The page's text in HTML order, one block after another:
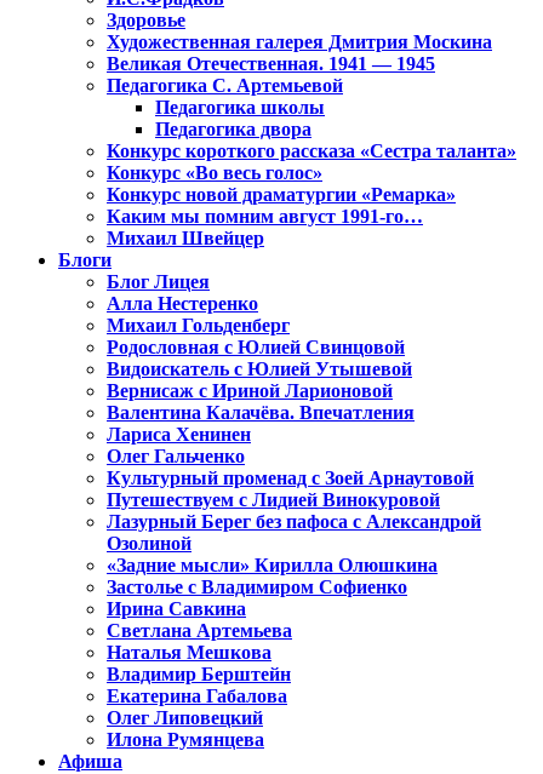
Здоровье
Художественная галерея Дмитрия Москина
Великая Отечественная. 1941 — 1945
Педагогика С. Артемьевой
Педагогика школы
Педагогика двора
Конкурс короткого рассказа «Сестра таланта»
Конкурс «Во весь голос»
Конкурс новой драматургии «Ремарка»
Каким мы помним август 1991-го…
Михаил Швейцер
Блоги
Блог Лицея
Алла Нестеренко
Михаил Гольденберг
Родословная с Юлией Свинцовой
Видоискатель с Юлией Утышевой
Вернисаж с Ириной Ларионовой
Валентина Калачёва. Впечатления
Лариса Хенинен
Олег Гальченко
Культурный променад с Зоей Арнаутовой
Путешествуем с Лидией Винокуровой
Лазурный Берег без пафоса с Александрой
Озолиной
«Задние мысли» Кирилла Олюшкина
Застолье с Владимиром Софиенко
Ирина Савкина
Светлана Артемьева
Наталья Мешкова
Владимир Берштейн
Екатерина Габалова
Олег Липовецкий
Илона Румянцева
Афиша